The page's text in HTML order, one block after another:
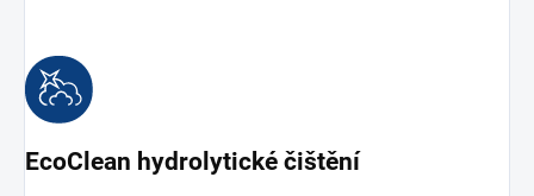
EcoClean hydrolytické čištění